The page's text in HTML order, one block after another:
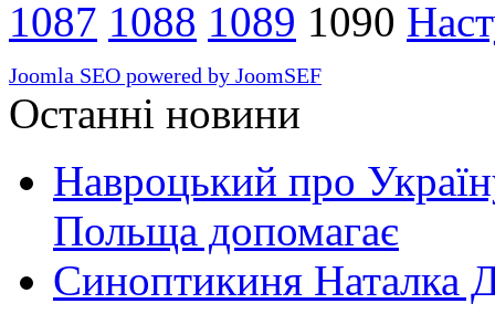
1087 1088 1089 1090
Joomla SEO powered by JoomSEF
Останні новини
Навроцький про
Польща допомагає
Синоптикиня Наталка